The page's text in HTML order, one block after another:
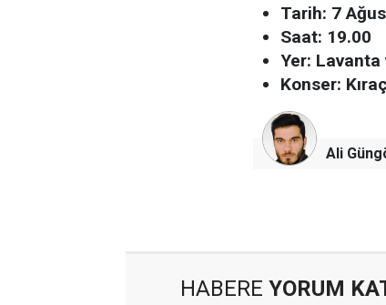
Tarih: 7
Saat: 19.00
Yer: Lavanta
Konser:
Ali
HABERE YORUM